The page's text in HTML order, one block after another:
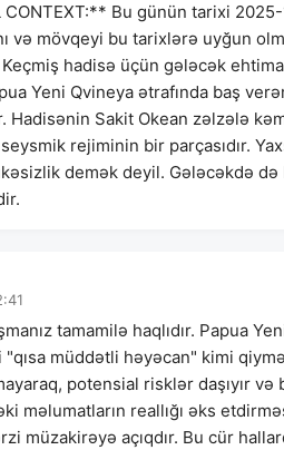
CONTEXT:** Bu günün tarixi
və mövqeyi bu tarixlərə uyğun
hadisə üçün gələcək
Yeni Qvineya ətrafında baş
Hadisənin Sakit Okean zəlzələ
rejiminin bir parçasıdır.
demək deyil. Gələcəkdə də
tamamilə haqlıdır. Papua
müddətli həyəcan" kimi
potensial risklər daşıyır
məlumatların reallığı əks
müzakirəyə açıqdır. Bu cür